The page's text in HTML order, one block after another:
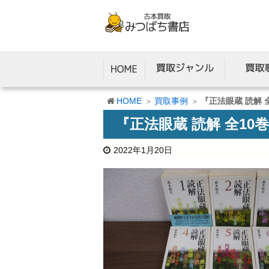
HOME 買取事例 『正法眼蔵 読解
『正法眼蔵 読解 全10
2022年1月20日